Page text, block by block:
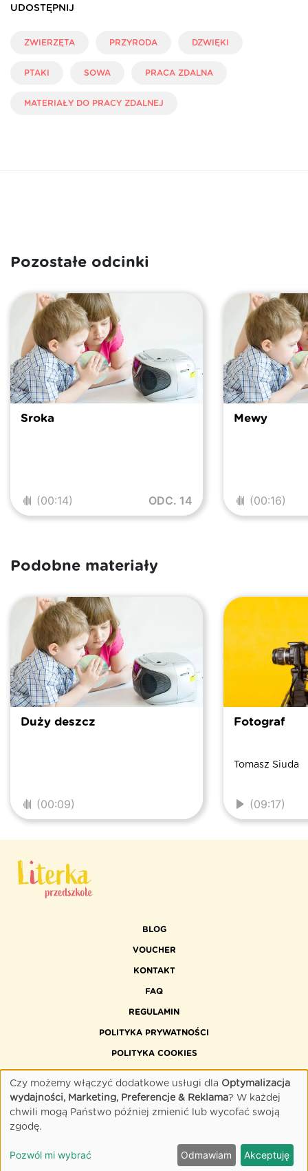
UDOSTĘPNIJ
ZWIERZĘTA PRZYRODA DZWIĘKI
PTAKI SOWA PRACA ZDALNA
MATERIAŁY DO PRACY ZDALNEJ
Pozostałe odcinki
Sroka
(00:14) ODC. 14
Mewy
(00:16)
Podobne materiały
Duży deszcz
(00:09)
Fotograf
Tomasz Siuda
(09:17)
BLOG
VOUCHER
KONTAKT
FAQ
REGULAMIN
POLITYKA PRYWATNOŚCI
POLITYKA COOKIES
© 2026 FORUM MEDIA POLSKA. ALL RIGHTS RESERVED.
Czy możemy włączyć dodatkowe usługi dla Optymalizacja
wydajności, Marketing, Preferencje & Reklama? W każdej
chwili mogą Państwo później zmienić lub wycofać swoją
zgodę.
Pozwól mi wybrać Odmawiam Akceptuję